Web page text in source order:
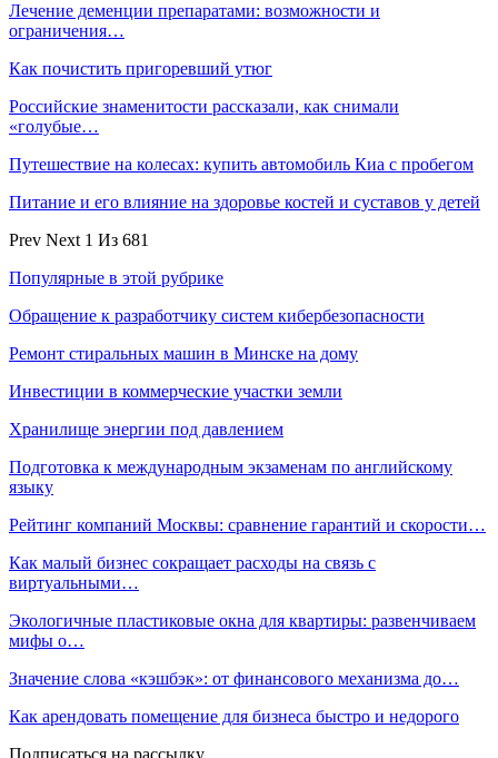
Лечение деменции препаратами: возможности и
ограничения…
Как почистить пригоревший утюг
Российские знаменитости рассказали, как снимали
«голубые…
Путешествие на колесах: купить автомобиль Киа с пробегом
Питание и его влияние на здоровье костей и суставов у детей
Prev Next 1 Из 681
Популярные в этой рубрике
Обращение к разработчику систем кибербезопасности
Ремонт стиральных машин в Минске на дому
Инвестиции в коммерческие участки земли
Хранилище энергии под давлением
Подготовка к международным экзаменам по английскому
языку
Рейтинг компаний Москвы: сравнение гарантий и скорости…
Как малый бизнес сокращает расходы на связь с
виртуальными…
Экологичные пластиковые окна для квартиры: развенчиваем
мифы о…
Значение слова «кэшбэк»: от финансового механизма до…
Как арендовать помещение для бизнеса быстро и недорого